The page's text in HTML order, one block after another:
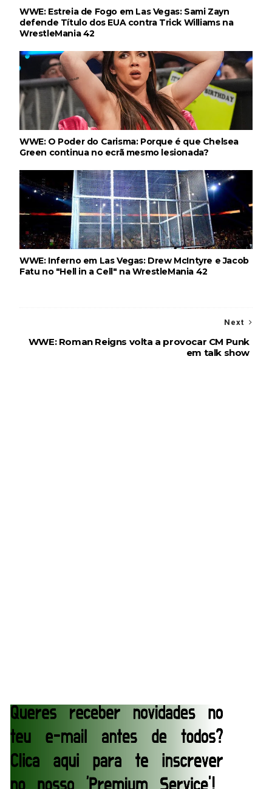
WWE: Estreia de Fogo em Las Vegas: Sami Zayn
defende Título dos EUA contra Trick Williams na
WrestleMania 42
WWE: O Poder do Carisma: Porque é que Chelsea
Green continua no ecrã mesmo lesionada?
WWE: Inferno em Las Vegas: Drew McIntyre e Jacob
Fatu no "Hell in a Cell" na WrestleMania 42
Next
WWE: Roman Reigns volta a provocar CM Punk
em talk show